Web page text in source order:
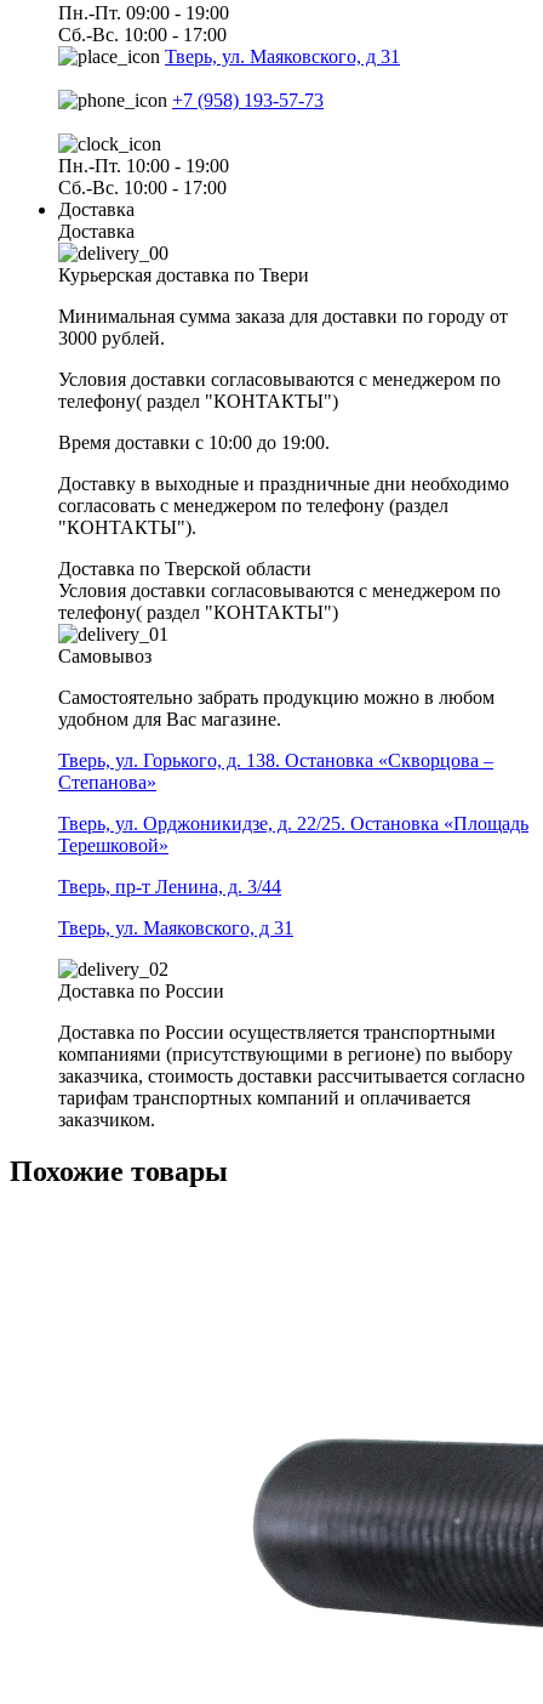
Пн.-Пт. 09:00 - 19:00
Сб.-Вс. 10:00 - 17:00
Тверь, ул. Маяковского, д 31
+7 (958) 193-57-73
Пн.-Пт. 10:00 - 19:00
Сб.-Вс. 10:00 - 17:00
Доставка
Доставка
Курьерская доставка по Твери
Минимальная сумма заказа для доставки по городу от
3000 рублей.
Условия доставки согласовываются с менеджером по
телефону( раздел "КОНТАКТЫ")
Время доставки с 10:00 до 19:00.
Доставку в выходные и праздничные дни необходимо
согласовать с менеджером по телефону (раздел
"КОНТАКТЫ").
Доставка по Тверской области
Условия доставки согласовываются с менеджером по
телефону( раздел "КОНТАКТЫ")
Самовывоз
Самостоятельно забрать продукцию можно в любом
удобном для Вас магазине.
Тверь, ул. Горького, д. 138. Остановка «Скворцова –
Степанова»
Тверь, ул. Орджоникидзе, д. 22/25. Остановка «Площадь
Терешковой»
Тверь, пр-т Ленина, д. 3/44
Тверь, ул. Маяковского, д 31
Доставка по России
Доставка по России осуществляется транспортными
компаниями (присутствующими в регионе) по выбору
заказчика, стоимость доставки рассчитывается согласно
тарифам транспортных компаний и оплачивается
заказчиком.
Похожие товары